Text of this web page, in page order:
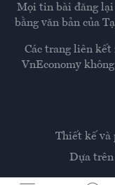
Thiết kế và
Dựa
Mọi tin bài đăng lại
bằng văn bản của
Các trang liên kết
VnEconomy